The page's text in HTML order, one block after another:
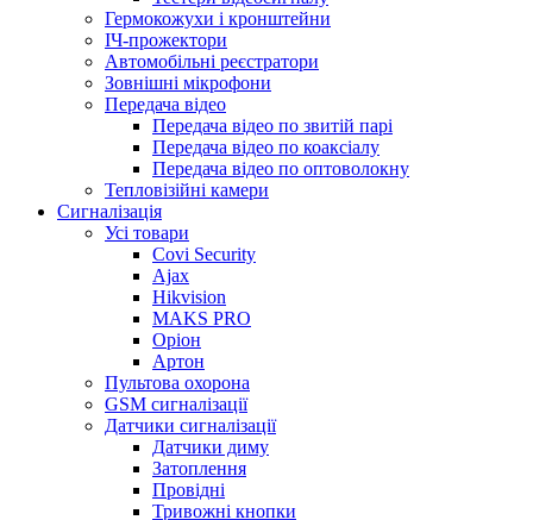
Гермокожухи і кронштейни
ІЧ-прожектори
Автомобільні реєстратори
Зовнішні мікрофони
Передача відео
Передача відео по звитій парі
Передача відео по коаксіалу
Передача відео по оптоволокну
Тепловізійні камери
Cигналізація
Усі товари
Covi Security
Ajax
Hikvision
MAKS PRO
Оріон
Артон
Пультова охорона
GSM сигналізації
Датчики сигналізації
Датчики диму
Затоплення
Провідні
Тривожні кнопки